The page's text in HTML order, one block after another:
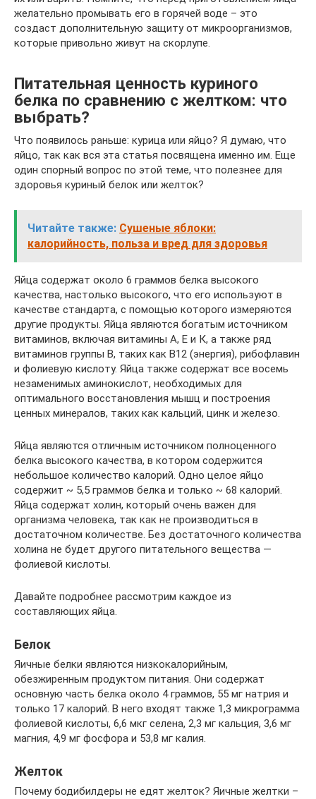
желательно промывать его в горячей воде – это
создаст дополнительную защиту от микроорганизмов,
которые привольно живут на скорлупе.
Питательная ценность куриного
белка по сравнению с желтком: что
выбрать?
Что появилось раньше: курица или яйцо? Я думаю, что
яйцо, так как вся эта статья посвящена именно им. Еще
один спорный вопрос по этой теме, что полезнее для
здоровья куриный белок или желток?
Читайте также: Сушеные яблоки:
калорийность, польза и вред для здоровья
Яйца содержат около 6 граммов белка высокого
качества, настолько высокого, что его используют в
качестве стандарта, с помощью которого измеряются
другие продукты. Яйца являются богатым источником
витаминов, включая витамины А, Е и К, а также ряд
витаминов группы В, таких как B12 (энергия), рибофлавин
и фолиевую кислоту. Яйца также содержат все восемь
незаменимых аминокислот, необходимых для
оптимального восстановления мышц и построения
ценных минералов, таких как кальций, цинк и железо.
Яйца являются отличным источником полноценного
белка высокого качества, в котором содержится
небольшое количество калорий. Одно целое яйцо
содержит ~ 5,5 граммов белка и только ~ 68 калорий.
Яйца содержат холин, который очень важен для
организма человека, так как не производиться в
достаточном количестве. Без достаточного количества
холина не будет другого питательного вещества —
фолиевой кислоты.
Давайте подробнее рассмотрим каждое из
составляющих яйца.
Белок
Яичные белки являются низкокалорийным,
обезжиренным продуктом питания. Они содержат
основную часть белка около 4 граммов, 55 мг натрия и
только 17 калорий. В него входят также 1,3 микрограмма
фолиевой кислоты, 6,6 мкг селена, 2,3 мг кальция, 3,6 мг
магния, 4,9 мг фосфора и 53,8 мг калия.
Желток
Почему бодибилдеры не едят желток? Яичные желтки –